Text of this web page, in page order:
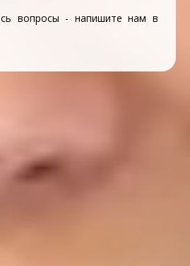
вопросы - напишите нам в